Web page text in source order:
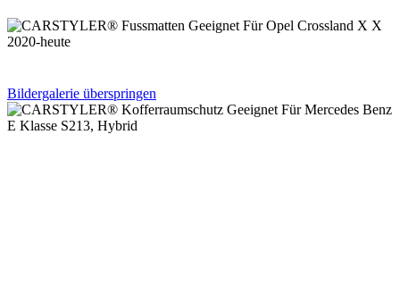
Bildergalerie überspringen